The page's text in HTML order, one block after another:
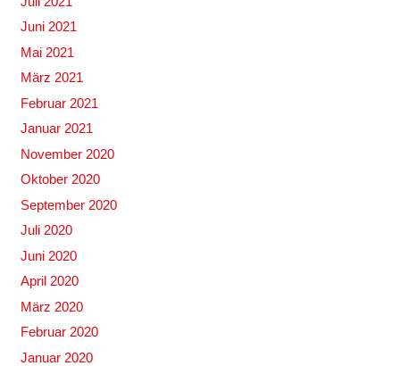
Juni 2021
Mai 2021
März 2021
Februar 2021
Januar 2021
November 2020
Oktober 2020
September 2020
Juli 2020
Juni 2020
April 2020
März 2020
Februar 2020
Januar 2020